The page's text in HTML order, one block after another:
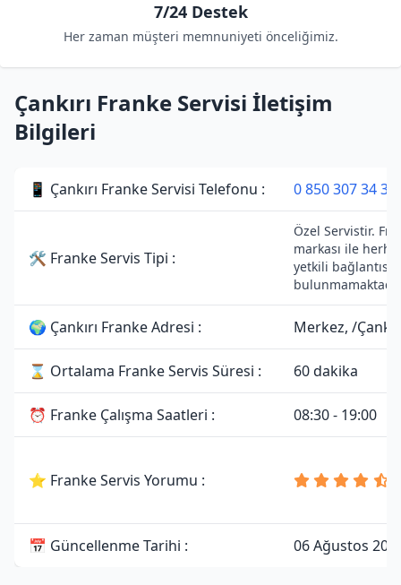
7/24 Destek
Her zaman müşteri memnuniyeti önceliğimiz.
Çankırı Franke Servisi İletişim
Bilgileri
📱 Çankırı Franke Servisi Telefonu : 0 850 307 34 38
🛠 Franke Servis Tipi :
Özel Servistir.
markası ile
yetkili bağlantısı
🌍 Çankırı Franke Adresi : Merkez, /
⌛ Ortalama Franke Servis Süresi : 60 dakika
⏰ Franke Çalışma Saatleri : 08:30 - 19:00
⭐ Franke Servis Yorumu :
📅 Güncellenme Tarihi : 06 Ağustos